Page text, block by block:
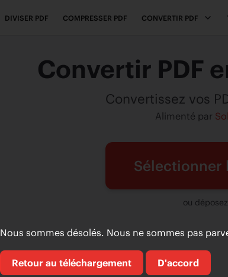
DIVISER PDF COMPRESSER PDF CONVERTIR PDF
Convertir PDF
Convertissez vos
Alimenté par
Sélectionner
ou
Nous sommes désolés. Nous ne sommes pas
Retour au téléchargement D'accord